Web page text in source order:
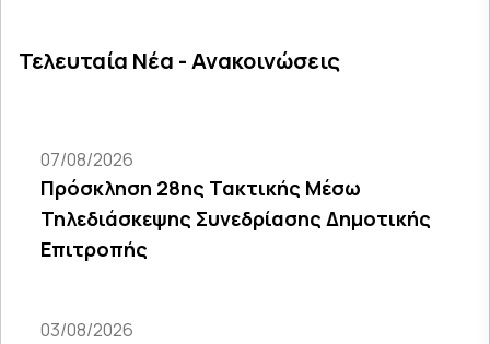
Τελευταία Νέα - Ανακοινώσεις
07/08/2026
Πρόσκληση 28ης Τακτικής Μέσω
Τηλεδιάσκεψης Συνεδρίασης Δημοτικής
Επιτροπής
03/08/2026